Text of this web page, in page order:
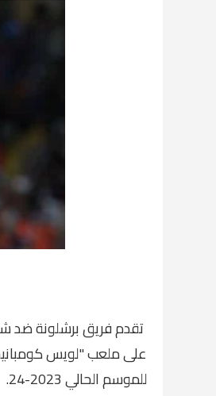
على ملعب "لويس
للموسم الحالي 2023-24.